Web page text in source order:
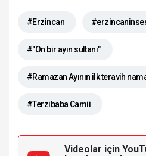
#Erzincan
#"On bir ayın sultanı"
#Ramazan Ayının ilk teravih
#Terzibaba Camii
Videolar için